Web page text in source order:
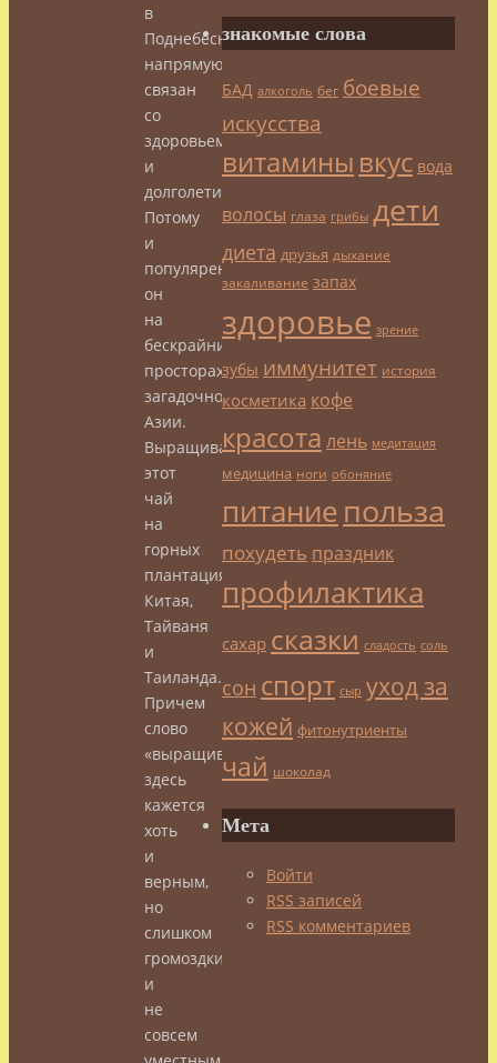
в
Поднебесной,
напрямую
связан
со
здоровьем
и
долголетием.
Потому
и
популярен
он
на
бескрайних
просторах
загадочной
Азии.
Выращивается
этот
чай
на
горных
плантациях
Китая,
Тайваня
и
Таиланда.
Причем
слово
«выращивается»
здесь
кажется
хоть
и
верным,
но
слишком
громоздкими
и
не
совсем
знакомые слова
БАД алкоголь бег боевые
искусства
витамины вкус вода
волосы глаза грибы дети
диета друзья дыхание
закаливание запах
здоровье зрение
зубы иммунитет история
косметика кофе
красота лень медитация
медицина ноги обоняние
питание польза
похудеть праздник
профилактика
сахар сказки сладость соль
сон спорт сыр уход за
кожей фитонутриенты
чай шоколад
Мета
Войти
RSS записей
RSS комментариев